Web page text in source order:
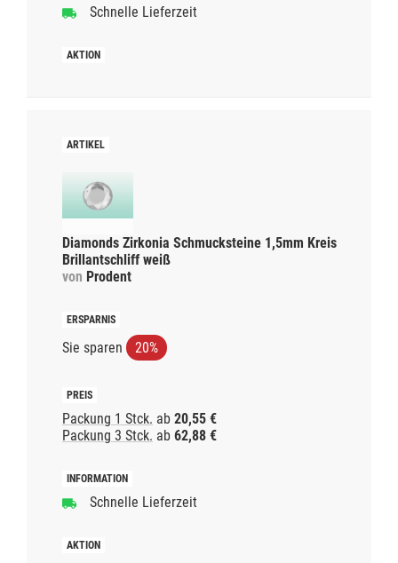
Schnelle Lieferzeit
Diamonds Zirkonia Schmucksteine 1,5mm Kreis
Brillantschliff weiß
von Prodent
Sie sparen 20%
Packung 1 Stck. ab 20,55 €
Packung 3 Stck. ab 62,88 €
Schnelle Lieferzeit